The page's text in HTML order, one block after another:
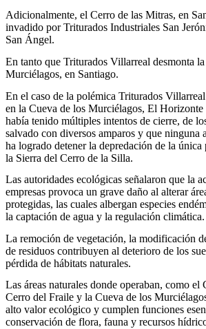
Adicionalmente, el Cerro de las Mitras, en
invadido por Triturados Industriales San
San Ángel.
En tanto que Triturados Villarreal desmonta
Murciélagos, en Santiago.
En el caso de la polémica Triturados
en la Cueva de los Murciélagos, El Horizonte
había tenido múltiples intentos de cierre, de
salvado con diversos amparos y que ninguna
ha logrado detener la depredación de la única
la Sierra del Cerro de la Silla.
Las autoridades ecológicas señalaron que la
empresas provoca un grave daño al alterar
protegidas, las cuales albergan especies
la captación de agua y la regulación climática.
La remoción de vegetación, la modificación
de residuos contribuyen al deterioro de los
pérdida de hábitats naturales.
Las áreas naturales donde operaban, como el
Cerro del Fraile y la Cueva de los
alto valor ecológico y cumplen funciones
conservación de flora, fauna y recursos